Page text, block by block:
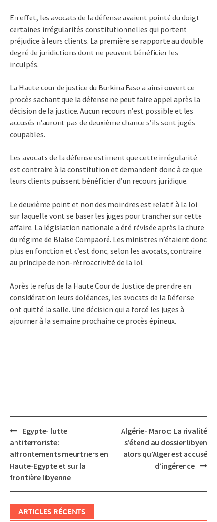
En effet, les avocats de la défense avaient pointé du doigt
certaines irrégularités constitutionnelles qui portent
préjudice à leurs clients. La première se rapporte au double
degré de juridictions dont ne peuvent bénéficier les
inculpés.
La Haute cour de justice du Burkina Faso a ainsi ouvert ce
procès sachant que la défense ne peut faire appel après la
décision de la justice. Aucun recours n’est possible et les
accusés n’auront pas de deuxième chance s’ils sont jugés
coupables.
Les avocats de la défense estiment que cette irrégularité
est contraire à la constitution et demandent donc à ce que
leurs clients puissent bénéficier d’un recours juridique.
Le deuxième point et non des moindres est relatif à la loi
sur laquelle vont se baser les juges pour trancher sur cette
affaire. La législation nationale a été révisée après la chute
du régime de Blaise Compaoré. Les ministres n’étaient donc
plus en fonction et c’est donc, selon les avocats, contraire
au principe de non-rétroactivité de la loi.
Après le refus de la Haute Cour de Justice de prendre en
considération leurs doléances, les avocats de la Défense
ont quitté la salle. Une décision qui a forcé les juges à
ajourner à la semaine prochaine ce procès épineux.
Post
navigation
Egypte- lutte
antiterroriste:
affrontements meurtriers en
Haute-Egypte et sur la
frontière libyenne
Algérie- Maroc: La rivalité
s’étend au dossier libyen
alors qu’Alger est accusé
d’ingérence
ARTICLES RÉCENTS